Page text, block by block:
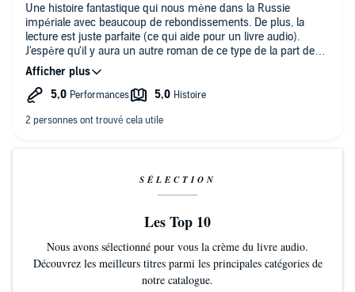
Une histoire fantastique qui nous mène dans la Russie
impériale avec beaucoup de rebondissements. De plus, la
lecture est juste parfaite (ce qui aide pour un livre audio).
J'espère qu'il y aura un autre roman de ce type de la part de
Viollette Cabesos.
SÉLECTION
Les Top 10
Nous avons sélectionné pour vous la crème du livre audio.
Découvrez les meilleurs titres parmi les principales catégories de
notre catalogue.